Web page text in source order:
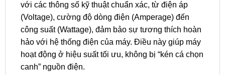
với các thông số kỹ thuật chuẩn xác, từ điện áp
(Voltage), cường độ dòng điện (Amperage) đến
công suất (Wattage), đảm bảo sự tương thích hoàn
hảo với hệ thống điện của máy. Điều này giúp máy
hoạt động ở hiệu suất tối ưu, không bị “kén cá chọn
canh” nguồn điện.